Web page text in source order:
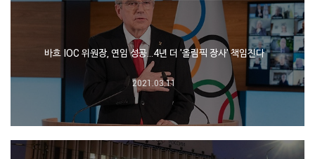
바흐 IOC 위원장, 연임 성공…4년 더 '올림픽 장사' 책임진다
2021.03.11